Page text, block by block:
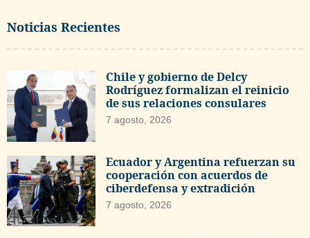
Noticias Recientes
Chile y gobierno de Delcy
Rodríguez formalizan el reinicio
de sus relaciones consulares
7 agosto, 2026
Ecuador y Argentina refuerzan su
cooperación con acuerdos de
ciberdefensa y extradición
7 agosto, 2026